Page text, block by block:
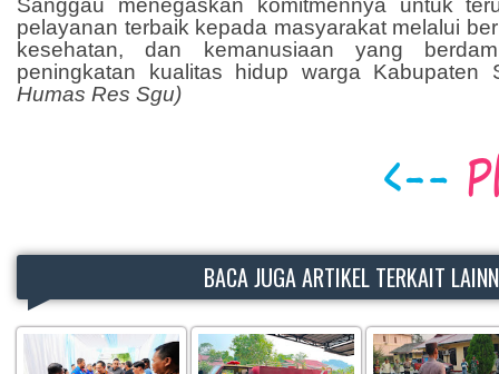
Sanggau menegaskan komitmennya untuk
pelayanan terbaik kepada masyarakat melalui
kesehatan, dan kemanusiaan yang
peningkatan kualitas hidup warga Kabupaten
Humas Res Sgu)
BACA JUGA ARTIKEL TERKAIT